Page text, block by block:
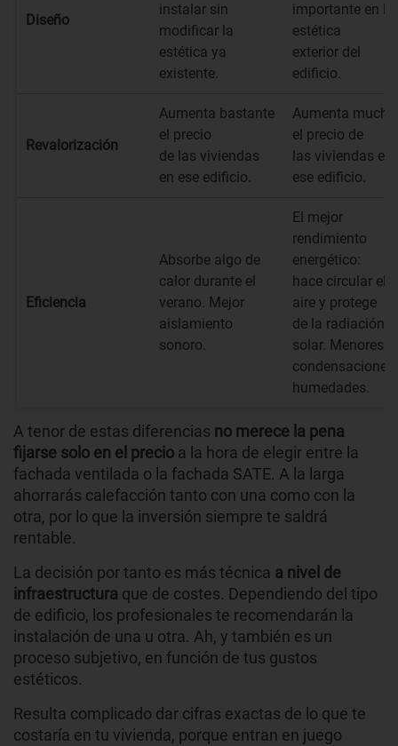
Diseño
instalar sin
modificar la
estética ya
existente.
importante en la
estética
exterior del
edificio.
Revalorización
Aumenta bastante
el precio
de las viviendas
en ese edificio.
Aumenta mucho
el precio de
las viviendas en
ese edificio.
Eficiencia
Absorbe algo de
calor durante el
verano. Mejor
aislamiento
sonoro.
El mejor
rendimiento
energético:
hace circular el
aire y protege
de la radiación
solar. Menores
condensaciones
humedades.
A tenor de estas diferencias no merece la pena
fijarse solo en el precio a la hora de elegir entre la
fachada ventilada o la fachada SATE. A la larga
ahorrarás calefacción tanto con una como con la
otra, por lo que la inversión siempre te saldrá
rentable.
La decisión por tanto es más técnica a nivel de
infraestructura que de costes. Dependiendo del tipo
de edificio, los profesionales te recomendarán la
instalación de una u otra. Ah, y también es un
proceso subjetivo, en función de tus gustos
estéticos.
Resulta complicado dar cifras exactas de lo que te
costaría en tu vivienda, porque entran en juego